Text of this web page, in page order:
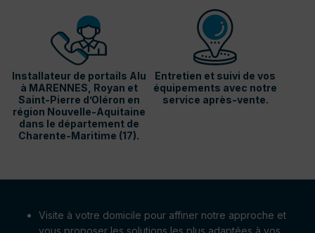
Installateur de portails Alu
à MARENNES, Royan et
Saint-Pierre d’Oléron en
région Nouvelle-Aquitaine
dans le département de
Charente-Maritime (17).
Entretien et suivi de vos
équipements avec notre
service après-vente.
Visite à votre domicile pour affiner notre approche et
vous proposer les solutions les plus adaptées à vos